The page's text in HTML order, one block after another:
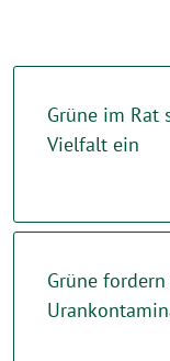
Grüne im Rat
Vielfalt ein
Grüne